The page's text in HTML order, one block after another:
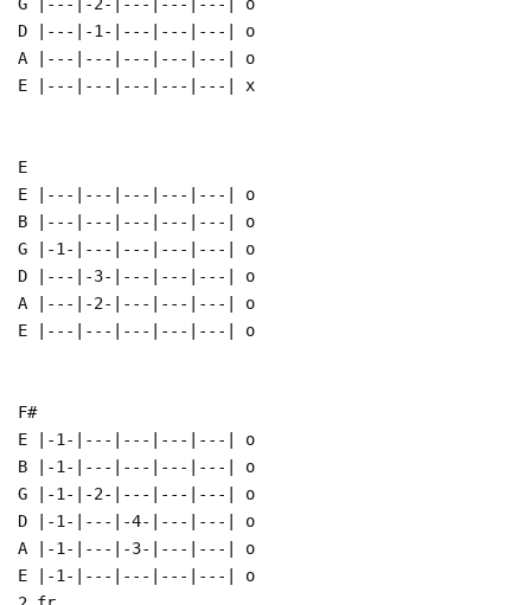
D |---|-1-|---|---|---| o
A |---|---|---|---|---| o
E |---|---|---|---|---| x
E
E |---|---|---|---|---| o
B |---|---|---|---|---| o
G |-1-|---|---|---|---| o
D |---|-3-|---|---|---| o
A |---|-2-|---|---|---| o
E |---|---|---|---|---| o
F#
E |-1-|---|---|---|---| o
B |-1-|---|---|---|---| o
G |-1-|-2-|---|---|---| o
D |-1-|---|-4-|---|---| o
A |-1-|---|-3-|---|---| o
E |-1-|---|---|---|---| o